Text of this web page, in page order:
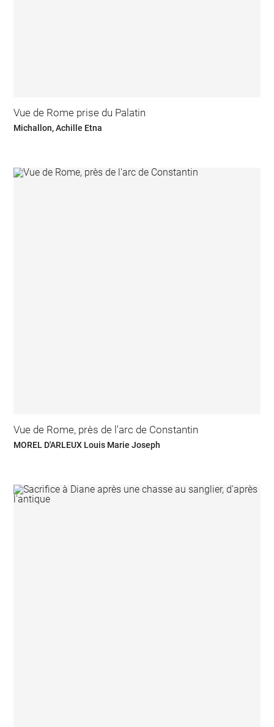
Vue de Rome prise du Palatin
Michallon, Achille Etna
Vue de Rome, près de l'arc de Constantin
MOREL D'ARLEUX Louis Marie Joseph